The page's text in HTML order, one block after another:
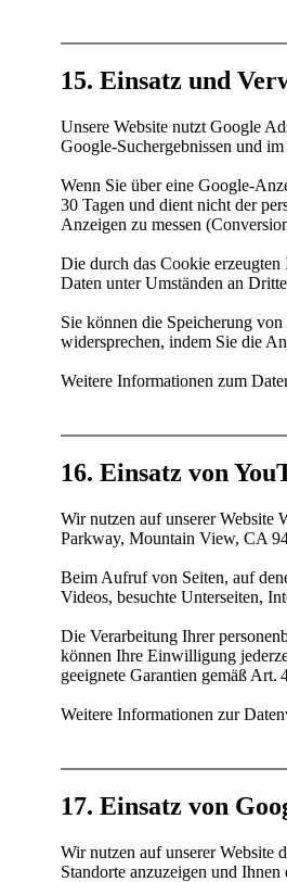
15. Einsatz und
Unsere Website nutzt Google
Google-Suchergebnissen und
Wenn Sie über eine Google-
30 Tagen und dient nicht der
Anzeigen zu messen
Die durch das Cookie
Daten unter Umständen an
Sie können die Speicherung
widersprechen, indem Sie die
Weitere Informationen zum
16. Einsatz von
Wir nutzen auf unserer Website
Parkway, Mountain View, CA
Beim Aufruf von Seiten, auf
Videos, besuchte Unterseiten,
Die Verarbeitung Ihrer
können Ihre Einwilligung
geeignete Garantien gemäß
Weitere Informationen zur
17. Einsatz von
Wir nutzen auf unserer Website
Standorte anzuzeigen und